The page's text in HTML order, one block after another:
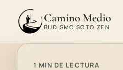
Camino Medio
BUDISMO SOTO ZEN
1 MIN DE LECTURA